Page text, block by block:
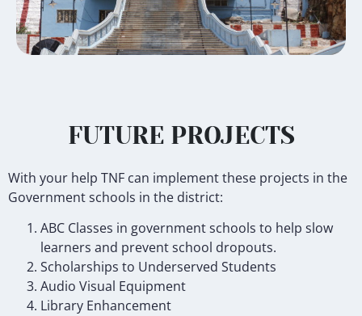
FUTURE PROJECTS
With your help TNF can implement these projects in the
Government schools in the district:
ABC Classes in government schools to help slow
learners and prevent school dropouts.
Scholarships to Underserved Students
Audio Visual Equipment
Library Enhancement